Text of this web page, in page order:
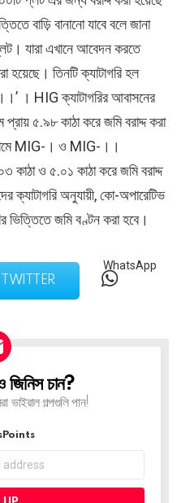
বাড়ি বানানো যাবে বলে জানা
যারা এখানে আবেদন করতে
হয়েছে। তিনটি ক্যাটাগরি হল
। HIG ক্যাটাগরির আবাসনের
৫.৯৮ কাঠা করে জমি বরাদ্দ করা
MIG-। ও MIG-।।
কাঠা ও ৫.০১ কাঠা করে জমি বরাদ্দ
ক্যাটাগরি অনুযায়ী, কো-অপারেটিভ
ভিত্তিতে জমি বণ্টন করা হবে।
TWITTER
WhatsApp
চান?
ভাইরাল গল্পগুলি পান!